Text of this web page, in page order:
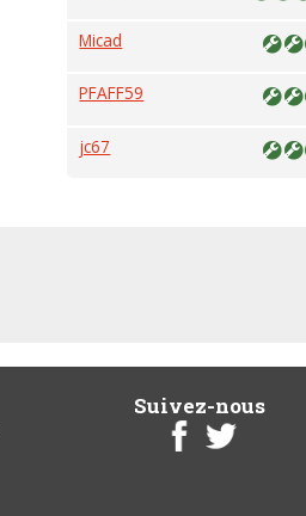
Micad
PFAFF59
jc67
Suivez-nous